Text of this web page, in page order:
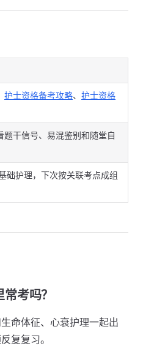
护士资格备考攻略、 护士资格
题干信号、易混鉴别和随堂自
础护理，下次按关联考点成组
考吗？
命体征、心衰护理一起出
复复习。